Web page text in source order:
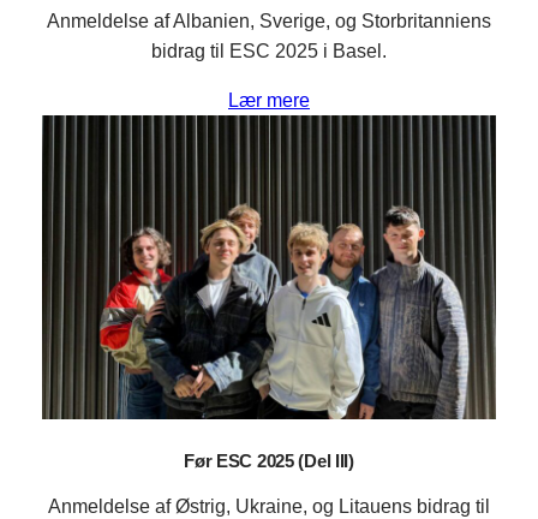
Anmeldelse af Albanien, Sverige, og Storbritanniens
bidrag til ESC 2025 i Basel.
Lær mere
Før ESC 2025 (Del III)
Anmeldelse af Østrig, Ukraine, og Litauens bidrag til